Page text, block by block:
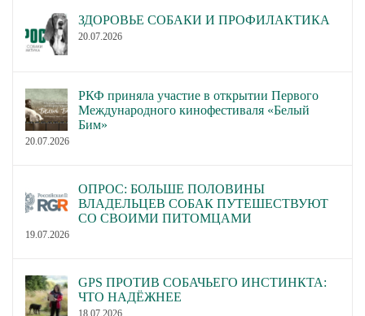
ЗДОРОВЬЕ СОБАКИ И ПРОФИЛАКТИКА
20.07.2026
РКФ приняла участие в открытии Первого
Международного кинофестиваля «Белый
Бим»
20.07.2026
ОПРОС: БОЛЬШЕ ПОЛОВИНЫ
ВЛАДЕЛЬЦЕВ СОБАК ПУТЕШЕСТВУЮТ
СО СВОИМИ ПИТОМЦАМИ
19.07.2026
GPS ПРОТИВ СОБАЧЬЕГО ИНСТИНКТА:
ЧТО НАДЁЖНЕЕ